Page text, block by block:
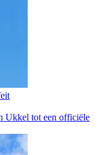
Ukkel tot een officiële